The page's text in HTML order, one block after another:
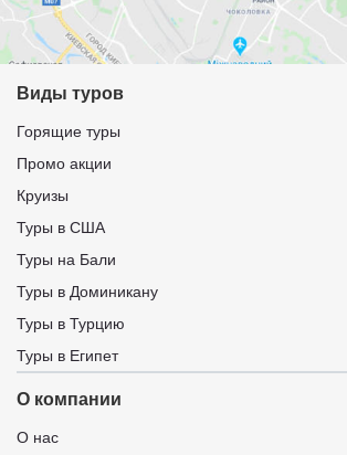
Виды туров
Горящие туры
Промо акции
Круизы
Туры в США
Туры на Бали
Туры в Доминикану
Туры в Турцию
Туры в Египет
О компании
О нас